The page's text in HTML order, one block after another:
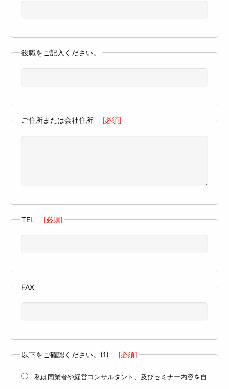
役職をご記入ください。
ご住所または会社住所 [必須]
TEL [必須]
FAX
以下をご確認ください。(1) [必須]
私は同業者や経営コンサルタント、及びセミナー内容を自